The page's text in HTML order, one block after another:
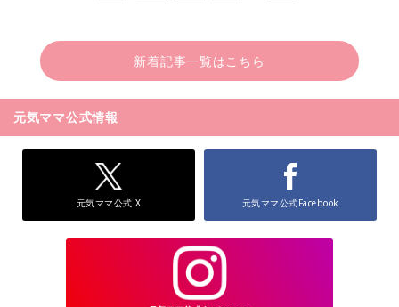
新着記事一覧はこちら
元気ママ公式情報
元気ママ公式 X 元気ママ公式Facebook